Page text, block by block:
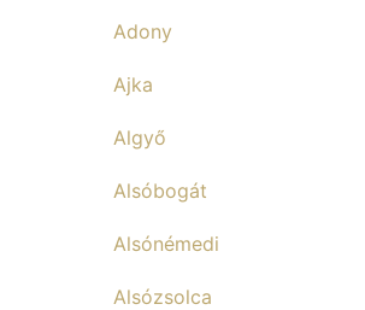
Adony
Ajka
Algyő
Alsóbogát
Alsónémedi
Alsózsolca